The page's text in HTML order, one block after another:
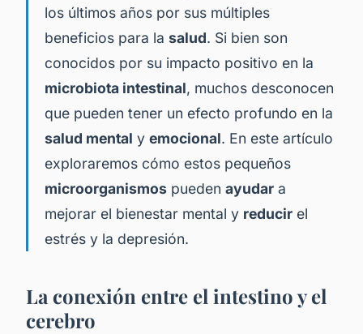
los últimos años por sus múltiples
beneficios para la salud. Si bien son
conocidos por su impacto positivo en la
microbiota intestinal, muchos desconocen
que pueden tener un efecto profundo en la
salud mental y emocional. En este artículo
exploraremos cómo estos pequeños
microorganismos pueden ayudar a
mejorar el bienestar mental y reducir el
estrés y la depresión.
La conexión entre el intestino y el
cerebro